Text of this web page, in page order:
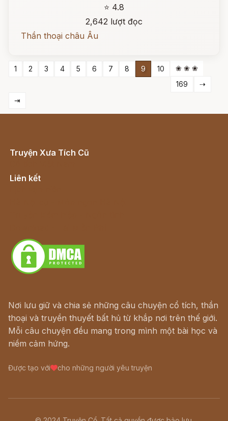
⭐ 4.8
2,642 lượt đọc
Thần thoại châu Âu
1 2 3 4 5 6 7 8 9 10
❀ ❀ ❀
169
⇢
⇥
Truyện Xưa Tích Cũ
Liên kết
Nơi lưu giữ và chia sẻ những câu chuyện cổ tích, thần
thoại và truyền thuyết bất hủ từ khắp nơi trên thế giới.
Mỗi câu chuyện đều mang trong mình một bài học và
niềm cảm hứng.
Được tạo với cho những người yêu truyện